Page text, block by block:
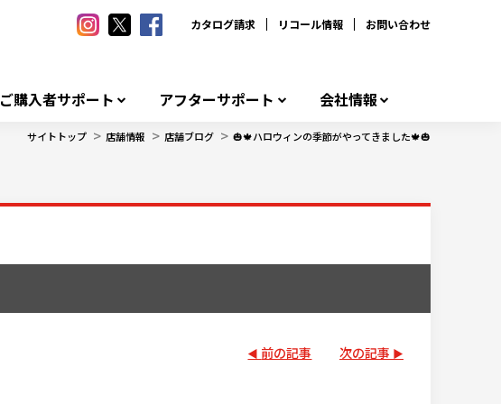
カタログ請求 リコール情報 お問い合わせ
ご購入者サポート アフターサポート 会社情報
サイトトップ > 店舗情報 > 店舗ブログ > 🎃🍁ハロウィンの季節がやってきました🍁🎃
前の記事 次の記事